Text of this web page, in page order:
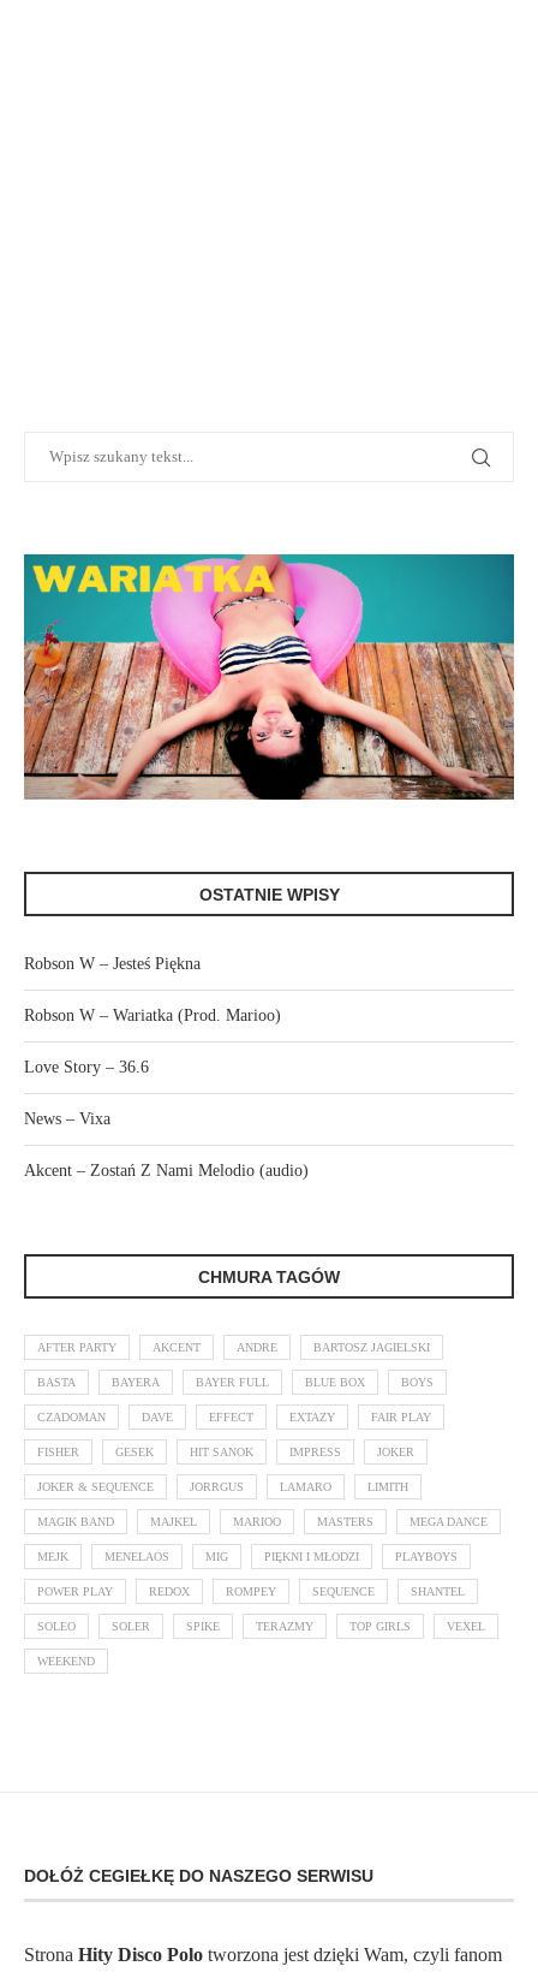
OSTATNIE WPISY
Robson W – Jesteś Piękna
Robson W – Wariatka (Prod. Marioo)
Love Story – 36.6
News – Vixa
Akcent – Zostań Z Nami Melodio (audio)
CHMURA TAGÓW
AFTER PARTY AKCENT ANDRE BARTOSZ JAGIELSKI
BASTA BAYERA BAYER FULL BLUE BOX BOYS
CZADOMAN DAVE EFFECT EXTAZY FAIR PLAY
FISHER GESEK HIT SANOK IMPRESS JOKER
JOKER & SEQUENCE JORRGUS LAMARO LIMITH
MAGIK BAND MAJKEL MARIOO MASTERS MEGA DANCE
MEJK MENELAOS MIG PIĘKNI I MŁODZI PLAYBOYS
POWER PLAY REDOX ROMPEY SEQUENCE SHANTEL
SOLEO SOLER SPIKE TERAZMY TOP GIRLS VEXEL
WEEKEND
DOŁÓŻ CEGIEŁKĘ DO NASZEGO SERWISU
Strona Hity Disco Polo tworzona jest dzięki Wam, czyli fanom